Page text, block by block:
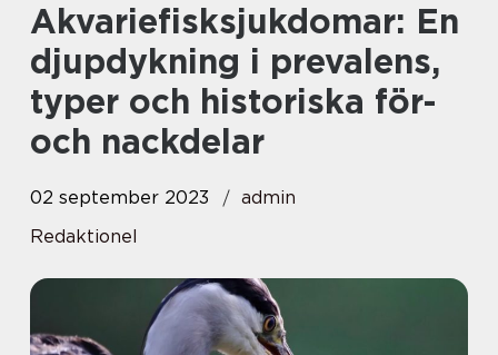
Akvariefisksjukdomar: En
djupdykning i prevalens,
typer och historiska för-
och nackdelar
02 september 2023
admin
Redaktionel